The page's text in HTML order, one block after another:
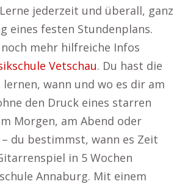
jederzeit und überall, ganz
eines festen Stundenplans.
mehr hilfreiche Infos
Vetschau. Du hast die
wann und wo es dir am
den Druck eines starren
Morgen, am Abend oder
du bestimmst, wann es Zeit
in 5 Wochen
Annaburg. Mit einem